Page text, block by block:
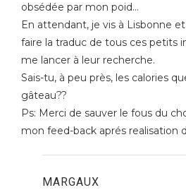
obsédée par mon poid…
En attendant, je vis à Lisbonne
faire la traduc de tous ces petits
me lancer à leur recherche.
Sais-tu, à peu près, les calories
gâteau??
Ps: Merci de sauver le fous du
mon feed-back aprés realisation
MARGAUX